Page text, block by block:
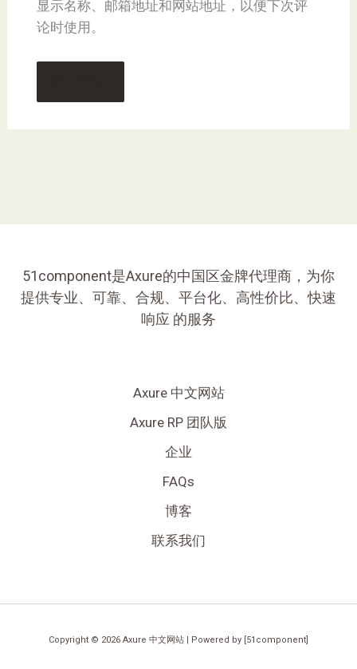
显示名称、邮箱地址和网站地址，以便下次评
论时使用。
51component是Axure的中国区金牌代理商，为你
提供专业、可靠、合规、平台化、高性价比、快速
响应 的服务
Axure 中文网站
Axure RP 团队版
企业
FAQs
博客
联系我们
Copyright © 2026 Axure 中文网站 | Powered by [51component]